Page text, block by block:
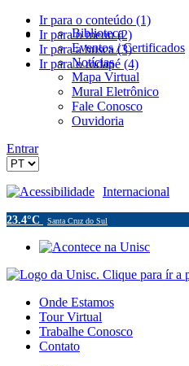
Ir para o conteúdo (1)
Ir para o menu (2)
Ir para a busca (3)
Ir para o rodapé (4)
Biblioteca
Eventos / Certificados
Notícias
Mapa Virtual
Mural Eletrônico
Fale Conosco
Ouvidoria
Entrar
Acessibilidade Internacional
23.4°C Santa Cruz do Sul
Onde Estamos
Tour Virtual
Trabalhe Conosco
Contato